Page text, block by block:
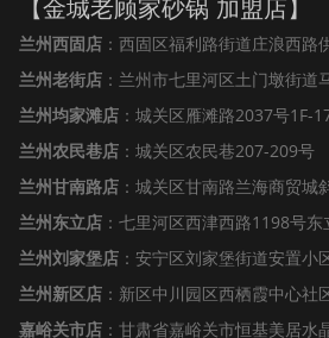
【金城老顾家砂锅 加盟店】
兰州西固店 ：西固区福利路街道庄浪西路
兰州老街店 ：兰州市七里河区土门墩街
兰州均家滩店 ：城关区雁滩路2037号1F-
兰州农民巷店 ：城关区农民巷207-209号
兰州甘南路店 ：城关区甘南路兰海商贸城
兰州东立店 ：七里河区西津西路1198号
兰州刘家堡店 ：安宁区刘家堡街道安置小
兰州新区店 ：新区中川园区西栖霞中心
嘉峪关市店 ：甘肃省嘉峪关市恒基美居水